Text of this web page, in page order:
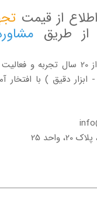
از قیمت
از طریق
گروه سازه گستر پایتخت با تکیه
دقیق ) با
25